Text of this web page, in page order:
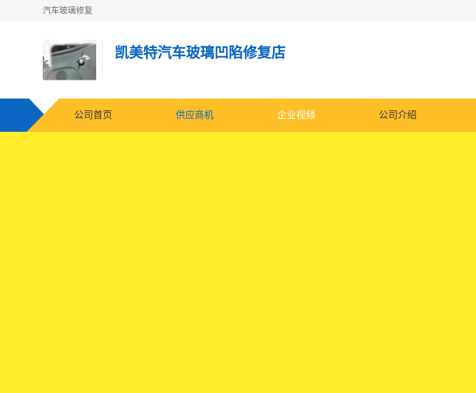
汽车玻璃修复
凯美特汽车玻璃凹陷修复店
公司首页 供应商机 企业视频 公司介绍